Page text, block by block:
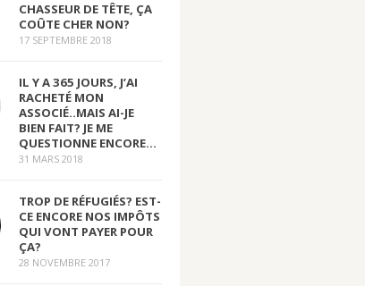
CHASSEUR DE TÊTE, ÇA
COÛTE CHER NON?
17 SEPTEMBRE 2018
IL Y A 365 JOURS, J’AI
RACHETÉ MON
ASSOCIÉ..MAIS AI-JE
BIEN FAIT? JE ME
QUESTIONNE ENCORE…
31 MARS 2018
TROP DE RÉFUGIÉS? EST-
CE ENCORE NOS IMPÔTS
QUI VONT PAYER POUR
ÇA?
28 NOVEMBRE 2017